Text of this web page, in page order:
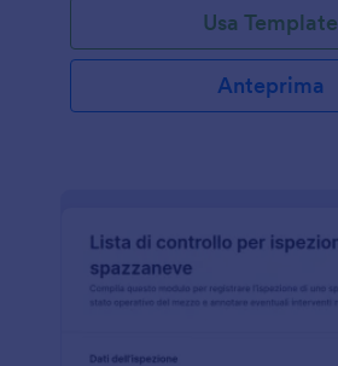
Usa Template
Anteprima